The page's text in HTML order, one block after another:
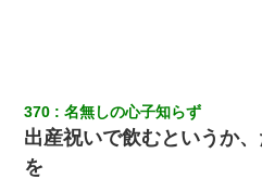
小学生の妹が20代の弟とチューし
見てから実家を出た。それから15
くもう堕胎できない月なんだと母
タあんてな
370 名無しの心子知らず
出産祝いで飲むというか
を